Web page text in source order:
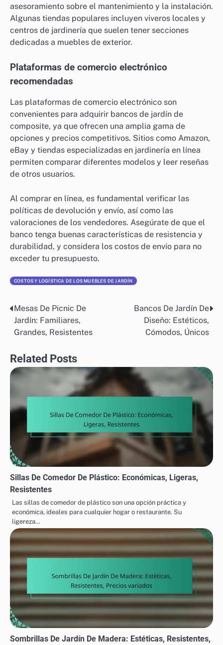
asesoramiento sobre el mantenimiento y la instalación.
Algunas tiendas populares incluyen viveros locales y
centros de jardinería que suelen tener secciones
dedicadas a muebles de exterior.
Plataformas de comercio electrónico
recomendadas
Las plataformas de comercio electrónico son
convenientes para adquirir bancos de jardín de
composite, ya que ofrecen una amplia gama de
opciones y precios competitivos. Sitios como Amazon,
eBay y tiendas especializadas en jardinería en línea
permiten comparar diferentes modelos y leer reseñas
de otros usuarios.
Al comprar en línea, es fundamental verificar las
políticas de devolución y envío, así como las
valoraciones de los vendedores. Asegúrate de que el
banco tenga buenas características de resistencia y
durabilidad, y considera los costos de envío para no
exceder tu presupuesto.
COSTOS Y LOGÍSTICA DE LOS MUEBLES DE JARDÍN
Post
navigation
Mesas De Picnic De
Jardín: Familiares,
Grandes, Resistentes
Bancos De Jardín De
Diseño: Estéticos,
Cómodos, Únicos
Related Posts
Sillas De Comedor De Plástico: Económicas, Ligeras,
Resistentes
Las sillas de comedor de plástico son una opción práctica y
económica, ideales para cualquier hogar o restaurante. Su
ligereza…
Sombrillas De Jardín De Madera: Estéticas, Resistentes,